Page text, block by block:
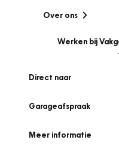
Over ons
Werken bij
Direct naar
Garageafspraak
Meer informatie